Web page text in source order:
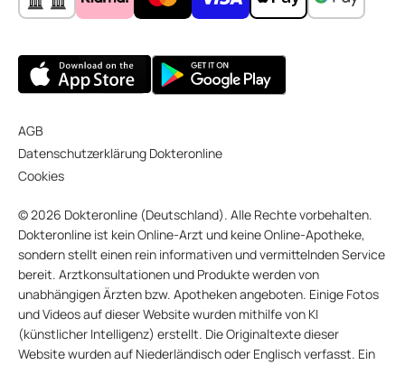
AGB
Datenschutzerklärung Dokteronline
Cookies
© 2026 Dokteronline (Deutschland). Alle Rechte vorbehalten.
Dokteronline ist kein Online-Arzt und keine Online-Apotheke,
sondern stellt einen rein informativen und vermittelnden Service
bereit. Arztkonsultationen und Produkte werden von
unabhängigen Ärzten bzw. Apotheken angeboten. Einige Fotos
und Videos auf dieser Website wurden mithilfe von KI
(künstlicher Intelligenz) erstellt. Die Originaltexte dieser
Website wurden auf Niederländisch oder Englisch verfasst. Ein